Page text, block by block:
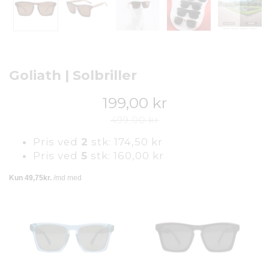
Goliath | Solbriller
199,00 kr
Pris ved 2 stk: 174,50 kr
Pris ved 5 stk: 160,00 kr